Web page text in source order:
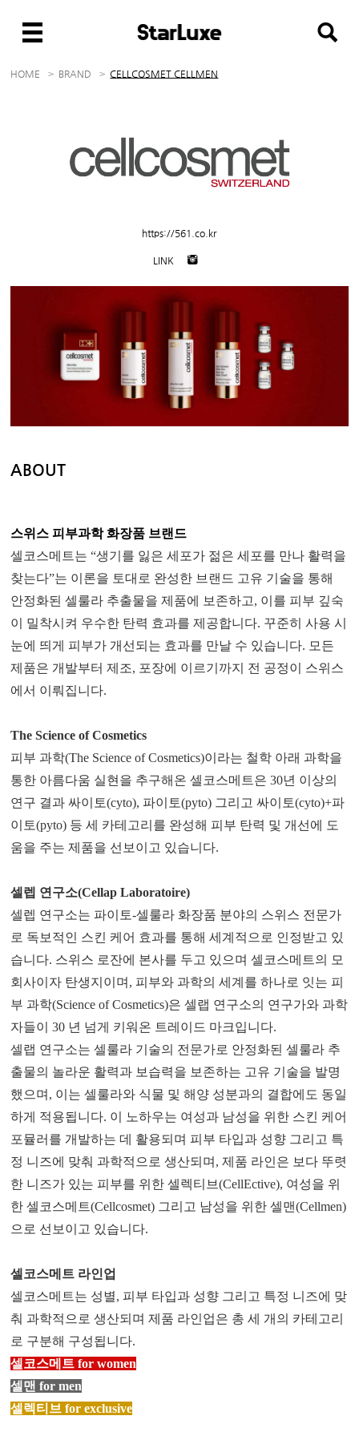
HOME BRAND CELLCOSMET CELLMEN
https://561.co.kr
LINK
ABOUT
스위스 피부과학 화장품 브랜드
셀코스메트는 “생기를 잃은 세포가 젊은 세포를 만나 활력을
찾는다”는 이론을 토대로 완성한 브랜드 고유 기술을 통해
안정화된 셀룰라 추출물을 제품에 보존하고, 이를 피부 깊숙
이 밀착시켜 우수한 탄력 효과를 제공합니다. 꾸준히 사용 시
눈에 띄게 피부가 개선되는 효과를 만날 수 있습니다. 모든
제품은 개발부터 제조, 포장에 이르기까지 전 공정이 스위스
에서 이뤄집니다.
The Science of Cosmetics
피부 과학(The Science of Cosmetics)이라는 철학 아래 과학을
통한 아름다움 실현을 추구해온 셀코스메트은 30년 이상의
연구 결과 싸이토(cyto), 파이토(pyto) 그리고 싸이토(cyto)+파
이토(pyto) 등 세 카테고리를 완성해 피부 탄력 및 개선에 도
움을 주는 제품을 선보이고 있습니다.
셀렙 연구소(Cellap Laboratoire)
셀렙 연구소는 파이토-셀룰라 화장품 분야의 스위스 전문가
로 독보적인 스킨 케어 효과를 통해 세계적으로 인정받고 있
습니다. 스위스 로잔에 본사를 두고 있으며 셀코스메트의 모
회사이자 탄생지이며, 피부와 과학의 세계를 하나로 잇는 피
부 과학(Science of Cosmetics)은 셀랩 연구소의 연구가와 과학
자들이 30 년 넘게 키워온 트레이드 마크입니다.
셀랩 연구소는 셀룰라 기술의 전문가로 안정화된 셀룰라 추
출물의 놀라운 활력과 보습력을 보존하는 고유 기술을 발명
했으며, 이는 셀룰라와 식물 및 해양 성분과의 결합에도 동일
하게 적용됩니다. 이 노하우는 여성과 남성을 위한 스킨 케어
포뮬러를 개발하는 데 활용되며 피부 타입과 성향 그리고 특
정 니즈에 맞춰 과학적으로 생산되며, 제품 라인은 보다 뚜렷
한 니즈가 있는 피부를 위한 셀렉티브(CellEctive), 여성을 위
한 셀코스메트(Cellcosmet) 그리고 남성을 위한 셀맨(Cellmen)
으로 선보이고 있습니다.
셀코스메트 라인업
셀코스메트는 성별, 피부 타입과 성향 그리고 특정 니즈에 맞
춰 과학적으로 생산되며 제품 라인업은 총 세 개의 카테고리
로 구분해 구성됩니다.
셀코스메트 for women
셀맨 for men
셀렉티브 for exclusive